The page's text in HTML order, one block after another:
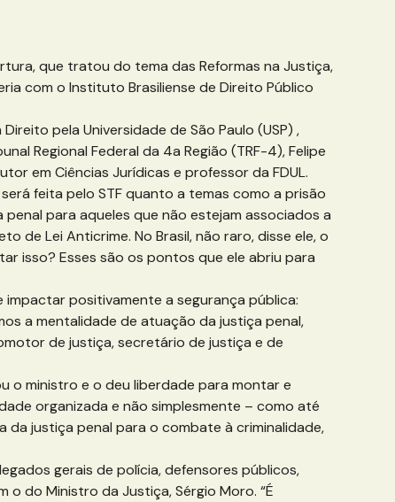
que tratou do tema das Reformas na Justiça,
com o Instituto Brasiliense de Direito Público
pela Universidade de São Paulo (USP) ,
Regional Federal da 4a Região (TRF-4), Felipe
em Ciências Jurídicas e professor da FDUL.
feita pelo STF quanto a temas como a prisão
para aqueles que não estejam associados a
de Lei Anticrime. No Brasil, não raro, disse ele, o
isso? Esses são os pontos que ele abriu para
positivamente a segurança pública:
a mentalidade de atuação da justiça penal,
de justiça, secretário de justiça e de
o ministro e o deu liberdade para montar e
organizada e não simplesmente – como até
justiça penal para o combate à criminalidade,
gerais de polícia, defensores públicos,
do Ministro da Justiça, Sérgio Moro. “É